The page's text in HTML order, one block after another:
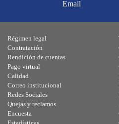
Email
Régimen legal
Contratación
Rendición de cuentas
Pago virtual
Calidad
Correo institucional
Redes Sociales
Quejas y reclamos
Encuesta